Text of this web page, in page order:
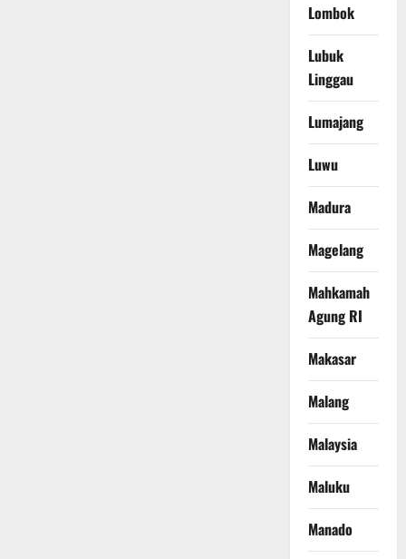
Lombok
Lubuk
Linggau
Lumajang
Luwu
Madura
Magelang
Mahkamah
Agung RI
Makasar
Malang
Malaysia
Maluku
Manado